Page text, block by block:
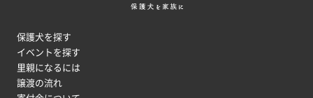
保護犬を探す
イベントを探す
里親になるには
譲渡の流れ